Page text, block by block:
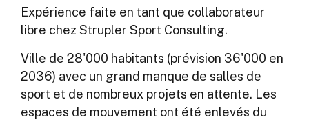
Expérience faite en tant que collaborateur
libre chez Strupler Sport Consulting.
Ville de 28'000 habitants (prévision 36'000 en
2036) avec un grand manque de salles de
sport et de nombreux projets en attente. Les
espaces de mouvement ont été enlevés du